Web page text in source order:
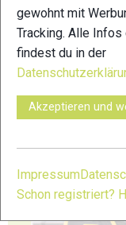
5
gewohnt mit
Tracking. Alle Infos
findest du in der
Akzeptieren und
Impressum
Schon registriert?